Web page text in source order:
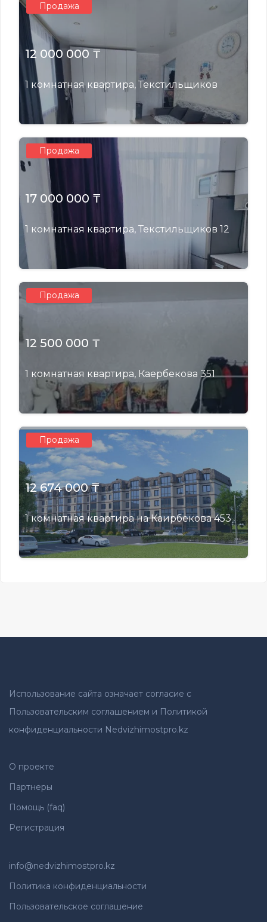
Продажа
12 000 000 ₸
1 комнатная квартира, Текстильщиков
Продажа
17 000 000 ₸
1 комнатная квартира, Текстильщиков 12
Продажа
12 500 000 ₸
1 комнатная квартира, Каербекова 351
Продажа
12 674 000 ₸
1 комнатная квартира на Каирбекова 453
Использование сайта означает согласие с
Пользовательским соглашением и Политикой
конфиденциальности Nedvizhimostpro.kz
О проекте
Партнеры
Помощь (faq)
Регистрация
info@nedvizhimostpro.kz
Политика конфиденциальности
Пользовательское соглашение